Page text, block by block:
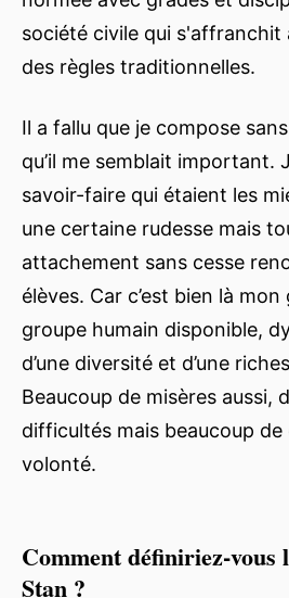
société civile qui s'affranchit
des règles traditionnelles.
Il a fallu que je compose
qu’il me semblait important.
savoir-faire qui étaient les
une certaine rudesse mais
attachement sans cesse
élèves. Car c’est bien là
groupe humain disponible,
d’une diversité et d’une
Beaucoup de misères aussi,
difficultés mais beaucoup
volonté.
Comment définiriez-vous
Stan ?